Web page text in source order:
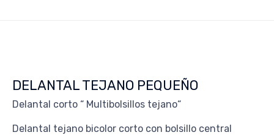
DELANTAL TEJANO PEQUEÑO
Delantal corto “ Multibolsillos tejano“
Delantal tejano bicolor corto con bolsillo central